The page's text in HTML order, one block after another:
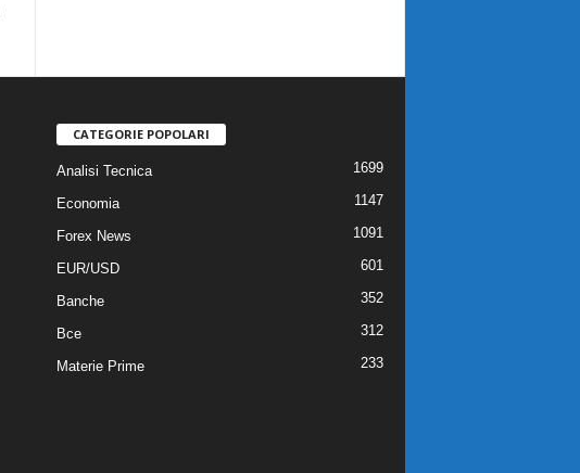
CATEGORIE POPOLARI
Analisi Tecnica 1699
Economia 1147
Forex News 1091
EUR/USD 601
Banche 352
Bce 312
Materie Prime 233